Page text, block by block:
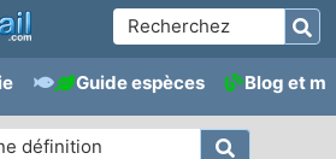
Guide espèces Blog et